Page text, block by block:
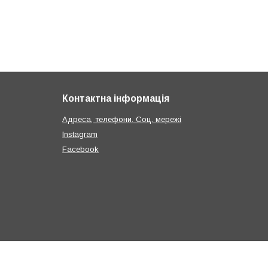
Контактна інформація
Адреса, телефони. Соц. мережі
Instagram
Facebook